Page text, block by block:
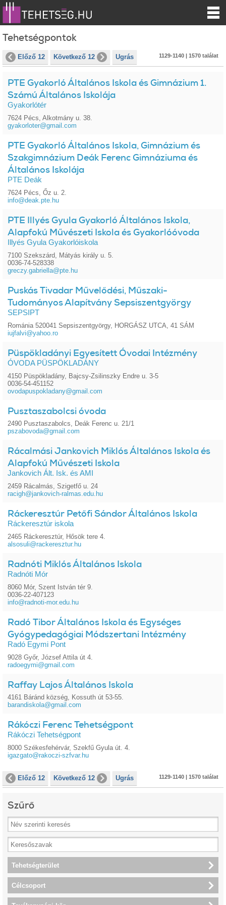
Tehetségpontok
Előző 12 Következő 12 Ugrás 1129-1140 | 1570 találat
PTE Gyakorló Általános Iskola és Gimnázium 1.
Számú Általános Iskolája
Gyakorlótér
7624 Pécs, Alkotmány u. 38.
gyakorloter@gmail.com
PTE Gyakorló Általános Iskola, Gimnázium és
Szakgimnázium Deák Ferenc Gimnáziuma és
Általános Iskolája
PTE Deák
7624 Pécs, Őz u. 2.
info@deak.pte.hu
PTE Illyés Gyula Gyakorló Általános Iskola,
Alapfokú Művészeti Iskola és Gyakorlóóvoda
Illyés Gyula Gyakorlóiskola
7100 Szekszárd, Mátyás király u. 5.
0036-74-528338
greczy.gabriella@pte.hu
Puskás Tivadar Művelődési, Műszaki-
Tudományos Alapítvány Sepsiszentgyörgy
SEPSIPT
Románia 520041 Sepsiszentgyörgy, HORGÁSZ UTCA, 41 SÁM
iujfalvi@yahoo.ro
Püspökladányi Egyesített Óvodai Intézmény
ÓVODA PÜSPÖKLADÁNY
4150 Püspökladány, Bajcsy-Zsilinszky Endre u. 3-5
0036-54-451152
ovodapuspokladany@gmail.com
Pusztaszabolcsi óvoda
2490 Pusztaszabolcs, Deák Ferenc u. 21/1
pszabovoda@gmail.com
Rácalmási Jankovich Miklós Általános Iskola és
Alapfokú Művészeti Iskola
Jankovich Ált. Isk. és AMI
2459 Rácalmás, Szigetfő u. 24
racigh@jankovich-ralmas.edu.hu
Ráckeresztúr Petőfi Sándor Általános Iskola
Ráckeresztúr iskola
2465 Ráckeresztúr, Hősök tere 4.
alsosuli@rackeresztur.hu
Radnóti Miklós Általános Iskola
Radnóti Mór
8060 Mór, Szent István tér 9.
0036-22-407123
info@radnoti-mor.edu.hu
Radó Tibor Általános Iskola és Egységes
Gyógypedagógiai Módszertani Intézmény
Radó Egymi Pont
9028 Győr, József Attila út 4.
radoegymi@gmail.com
Raffay Lajos Általános Iskola
4161 Báránd község, Kossuth út 53-55.
barandiskola@gmail.com
Rákóczi Ferenc Tehetségpont
Rákóczi Tehetségpont
8000 Székesfehérvár, Szekfű Gyula út. 4.
igazgato@rakoczi-szfvar.hu
Előző 12 Következő 12 Ugrás 1129-1140 | 1570 találat
Szűrő
Tehetségterület
Célcsoport